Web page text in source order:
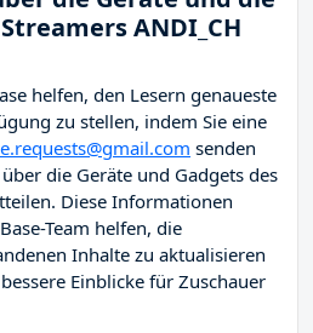
ANDI_CH
helfen, den Lesern genaueste
zu stellen, indem Sie eine
senden
die Geräte und Gadgets des
Diese Informationen
Team helfen, die
Inhalte zu aktualisieren
Einblicke für Zuschauer